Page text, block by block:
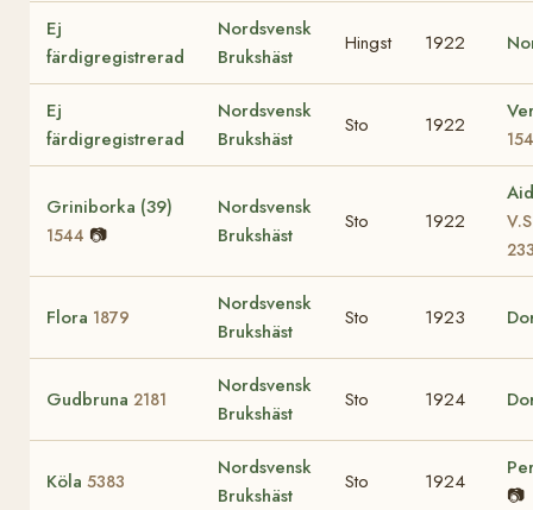
Ej
färdigregistrerad
Nordsvensk
Brukshäst
Hingst 1922
Ej
färdigregistrerad
Nordsvensk
Brukshäst
Sto 1922
Griniborka (39)
1544 📷
Nordsvensk
Brukshäst
Sto 1922
Flora 1879
Nordsvensk
Brukshäst
Sto 1923
Gudbruna 2181
Nordsvensk
Brukshäst
Sto 1924
Köla 5383
Nordsvensk
Brukshäst
Sto 1924
📷